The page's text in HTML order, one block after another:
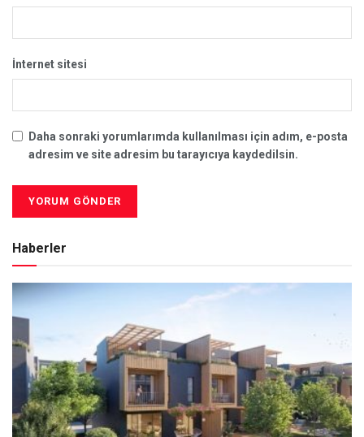
İnternet sitesi
Daha sonraki yorumlarımda kullanılması için adım, e-posta
adresim ve site adresim bu tarayıcıya kaydedilsin.
Haberler